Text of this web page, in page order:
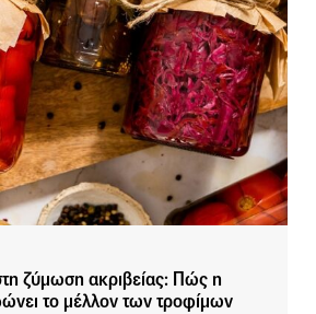
ζύμωση ακριβείας: Πώς η
το μέλλον των τροφίμων